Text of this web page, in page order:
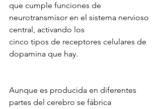
que cumple funciones de
neurotransmisor en el sistema nervioso
central, activando los
cinco tipos de receptores celulares de
dopamina que hay.
Aunque es producida en diferentes
partes del cerebro se fábrica